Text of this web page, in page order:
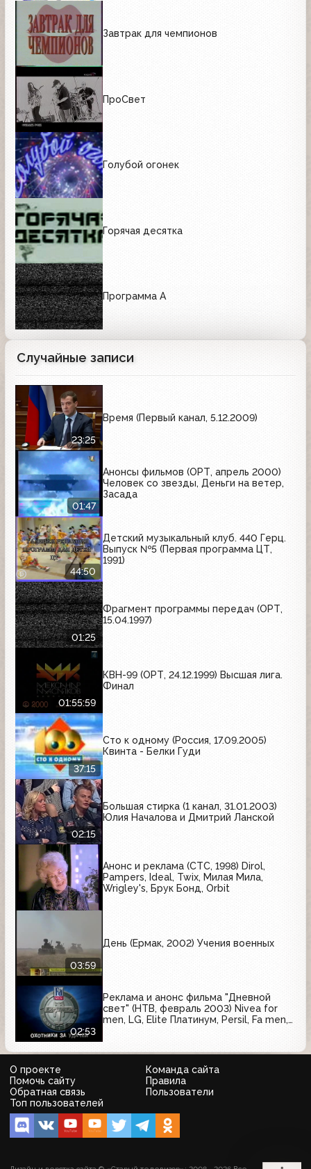
Завтрак для чемпионов
ПроСвет
Голубой огонек
Горячая десятка
Программа А
Случайные записи
23:25
Время (Первый канал, 5.12.2009)
01:47
Анонсы фильмов (ОРТ, апрель 2000)
Человек со звезды, Деньги на ветер,
Засада
44:50
Детский музыкальный клуб. 440 Герц.
Выпуск №5 (Первая программа ЦТ,
1991)
01:25
Фрагмент программы передач (ОРТ,
15.04.1997)
01:55:59
КВН-99 (ОРТ, 24.12.1999) Высшая лига.
Финал
37:15
Сто к одному (Россия, 17.09.2005)
Квинта - Белки Гуди
02:15
Большая стирка (1 канал, 31.01.2003)
Юлия Началова и Дмитрий Ланской
Анонс и реклама (СТС, 1998) Dirol,
Pampers, Ideal, Twix, Милая Мила,
Wrigley's, Брук Бонд, Orbit
03:59
День (Ермак, 2002) Учения военных
02:53
Реклама и анонс фильма "Дневной
свет" (НТВ, февраль 2003) Nivea for
men, LG, Elite Платинум, Persil, Fa men,
О проекте
Команда сайта
Помочь сайту
Правила
Обратная связь
Пользователи
Топ пользователей